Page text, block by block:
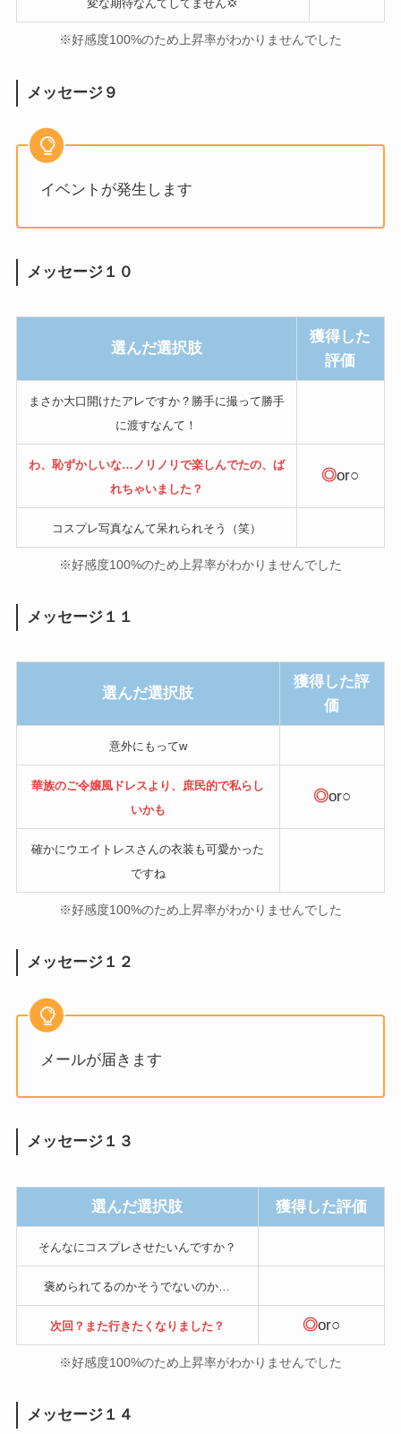
変な期待なんてしてません💢
※好感度100%のため上昇率がわかりませんでした
メッセージ９
イベントが発生します
メッセージ１０
選んだ選択肢
獲得した
評価
まさか大口開けたアレですか？勝手に撮って勝手
に渡すなんて！
わ、恥ずかしいな…ノリノリで楽しんでたの、ば
れちゃいました？
◎or○
コスプレ写真なんて呆れられそう（笑）
※好感度100%のため上昇率がわかりませんでした
メッセージ１１
選んだ選択肢
獲得した評
価
意外にもってw
華族のご令嬢風ドレスより、庶民的で私らし
いかも
◎or○
確かにウエイトレスさんの衣装も可愛かった
ですね
※好感度100%のため上昇率がわかりませんでした
メッセージ１２
メールが届きます
メッセージ１３
選んだ選択肢 獲得した評価
そんなにコスプレさせたいんですか？
褒められてるのかそうでないのか…
次回？また行きたくなりました？ ◎or○
※好感度100%のため上昇率がわかりませんでした
メッセージ１４